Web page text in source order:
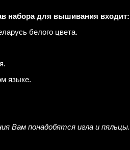
набора для вышивания входит:
белого цвета.
языке.
Вам понадобятся игла и пяльцы.